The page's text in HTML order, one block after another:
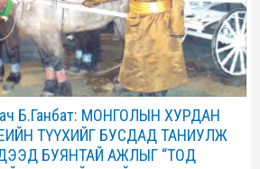
Б.Ганбат: МОНГОЛЫН ХУРДАН
ТҮҮХИЙГ БУСДАД ТАНИУЛЖ
БУЯНТАЙ АЖЛЫГ “ТОД